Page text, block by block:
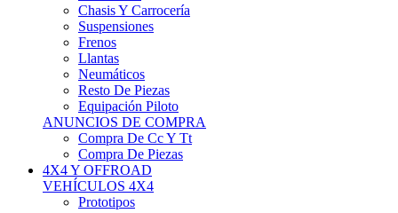
4x4 De Calle
PIEZAS PARA 4X4
Mecánica
Carrocería
Suspensiones
Llantas
Neumáticos
ANUNCIOS DE COMPRA
Compra De 4x4
Compra De Piezas
MOTOS
MOTOS
Motos De Circuito